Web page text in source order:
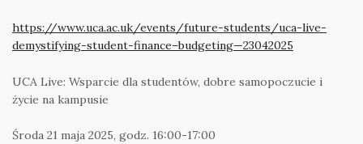
https://www.uca.ac.uk/events/future-students/uca-live-
demystifying-student-finance–budgeting—23042025
UCA Live: Wsparcie dla studentów, dobre samopoczucie i
życie na kampusie
Środa 21 maja 2025, godz. 16:00-17:00